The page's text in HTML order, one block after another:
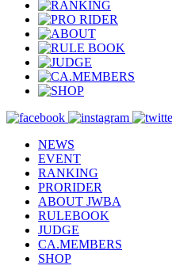
NEWS
EVENT
RANKING
PRORIDER
ABOUT JWBA
RULEBOOK
JUDGE
CA.MEMBERS
SHOP